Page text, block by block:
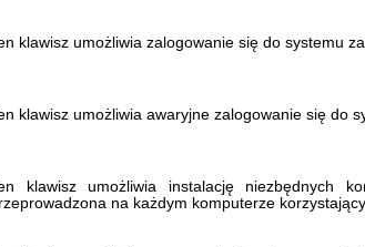
klawisz umożliwia zalogowanie się do systemu
klawisz umożliwia awaryjne zalogowanie się do
klawisz umożliwia instalację niezbędnych
na każdym komputerze